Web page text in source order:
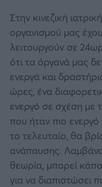
Στην κινεζική
οργανισμού μας
λειτουργούν σε
ότι τα όργανά μας
ενεργά και
ώρες, ένα
ενεργό σε σχέση με
που ήταν πιο
το τελευταίο, θα
ανάπαυσης.
θεωρία, μπορεί
για να διαπιστώσει